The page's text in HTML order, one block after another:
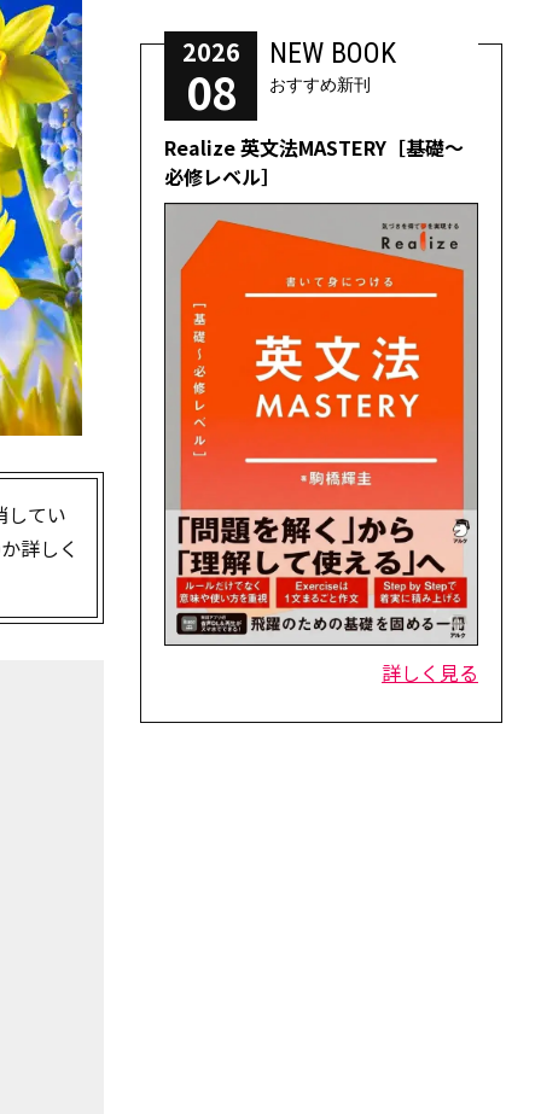
してい
詳しく
2026
08
NEW BOOK
おすすめ新刊
Realize 英文法MASTERY［基礎～
必修レベル］
詳しく見る